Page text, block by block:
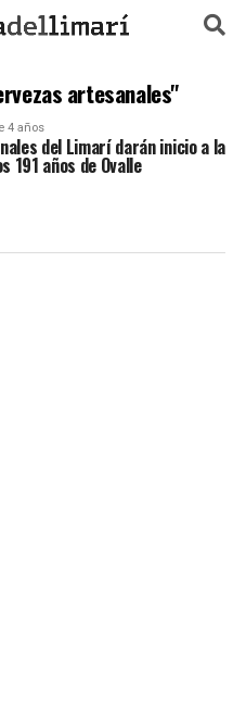
artesanales"
4 años
del Limarí darán inicio a la
191 años de Ovalle